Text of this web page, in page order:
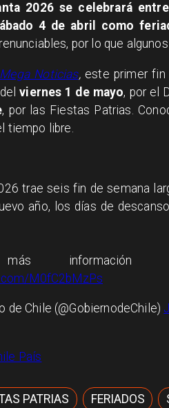
2026 se celebrará
4 de abril como
por lo que
Mega Noticias,este primer fin
delviernes 1 de mayo, por el
, por las Fiestas Patrias.
tiempo libre.
trae seis fin de semana
año, los días de
M0fC2bMzPs
de Chile (@GobiernodeChile)
País
PATRIAS FERIADOS